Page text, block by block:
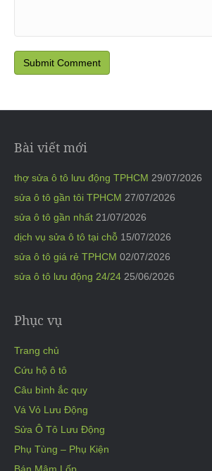
Bài viết mới
thợ sửa ô tô lưu động TPHCM 29/07/2026
sửa ô tô gần tôi TPHCM 27/07/2026
sửa ô tô gần nhất 21/07/2026
dịch vụ sửa ô tô tại chỗ 15/07/2026
sửa ô tô giá rẻ TPHCM 02/07/2026
sửa ô tô lưu động 24/24 25/06/2026
Phục vụ
Trang chủ
Cứu hộ ô tô
Câu bình ắc quy
Vá Vỏ Lưu Động
Sửa Ô Tô Lưu Động
Phụ Tùng – Phụ Kiện